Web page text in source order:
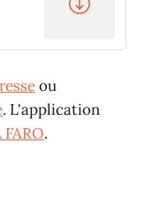
ou
. L'application
.